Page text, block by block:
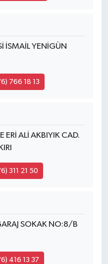
İSMAİL YENİGÜN
766 18 13
ERİ ALİ AKBIYIK CAD.
311 21 50
SOKAK NO:8/B
416 13 37